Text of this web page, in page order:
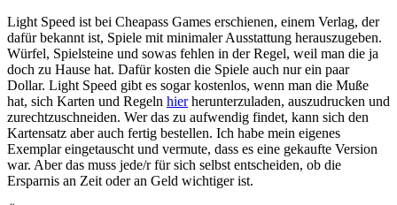
Light Speed ist bei Cheapass Games erschienen, einem Verlag, der
dafür bekannt ist, Spiele mit minimaler Ausstattung herauszugeben.
Würfel, Spielsteine und sowas fehlen in der Regel, weil man die ja
doch zu Hause hat. Dafür kosten die Spiele auch nur ein paar
Dollar. Light Speed gibt es sogar kostenlos, wenn man die Muße
hat, sich Karten und Regeln hierherunterzuladen, auszudrucken und
zurechtzuschneiden. Wer das zu aufwendig findet, kann sich den
Kartensatz aber auch fertig bestellen. Ich habe mein eigenes
Exemplar eingetauscht und vermute, dass es eine gekaufte Version
war. Aber das muss jede/r für sich selbst entscheiden, ob die
Ersparnis an Zeit oder an Geld wichtiger ist.